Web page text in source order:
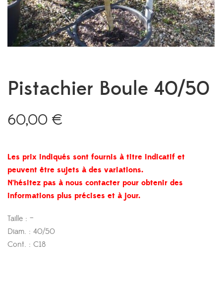
Pistachier Boule 40/50
60,00 €
Les prix indiqués sont fournis à titre indicatif et
peuvent être sujets à des variations.
N’hésitez pas à nous contacter pour obtenir des
informations plus précises et à jour.
Taille : –
Diam. : 40/50
Cont. : C18